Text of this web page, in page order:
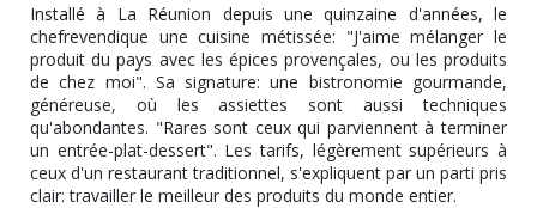
Installé à La Réunion depuis une quinzaine d'années, le
chefrevendique une cuisine métissée: "J'aime mélanger le
produit du pays avec les épices provençales, ou les produits
de chez moi". Sa signature: une bistronomie gourmande,
généreuse, où les assiettes sont aussi techniques
qu'abondantes. "Rares sont ceux qui parviennent à terminer
un entrée-plat-dessert". Les tarifs, légèrement supérieurs à
ceux d'un restaurant traditionnel, s'expliquent par un parti pris
clair: travailler le meilleur des produits du monde entier.